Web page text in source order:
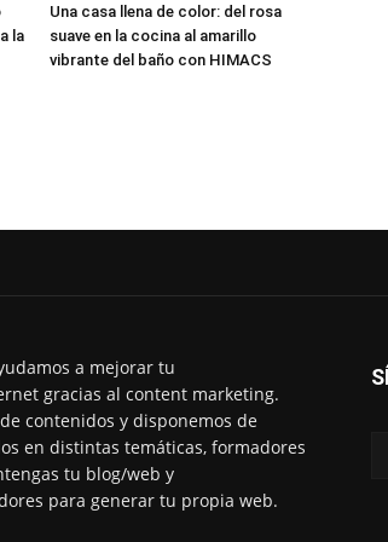
la
Una casa llena de color: del rosa
suave en la cocina al amarillo
vibrante del baño con HIMACS
a mejorar tu
gracias al content marketing.
contenidos y disponemos de
en distintas temáticas, formadores
tu blog/web y
para generar tu propia web.